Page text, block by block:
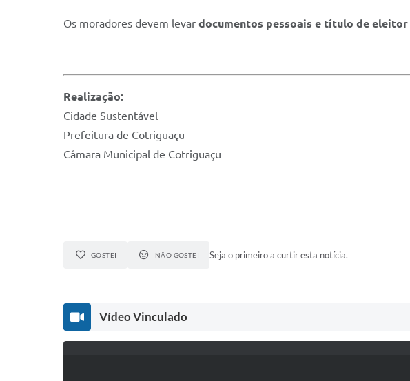
Os moradores devem levar documentos pessoais e título de eleitor
Realização:
Cidade Sustentável
Prefeitura de Cotriguaçu
Câmara Municipal de Cotriguaçu
GOSTEI NÃO GOSTEI Seja o primeiro a curtir esta notícia.
Vídeo Vinculado